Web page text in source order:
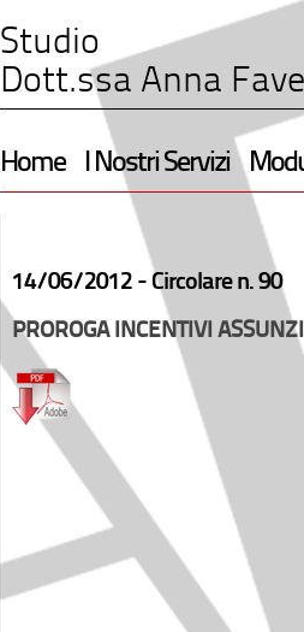
Studio
Dott.ssa Anna
Home I Nostri Servizi
14/06/2012 - Circolare n. 90
PROROGA INCENTIVI